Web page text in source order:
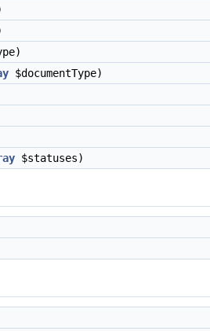
$documentType)
$statuses)